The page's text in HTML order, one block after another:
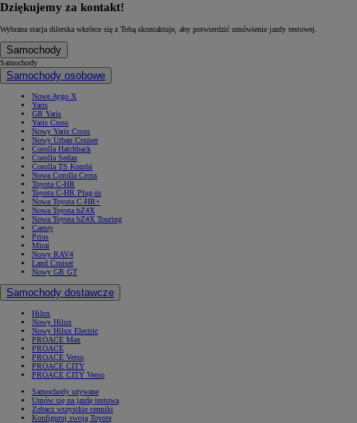
Dziękujemy za kontakt!
Wybrana stacja dilerska wkrótce się z Tobą skontaktuje, aby potwierdzić umówienie jazdy testowej.
Samochody
Samochody
Samochody osobowe
Nowe Aygo X
Yaris
GR Yaris
Yaris Cross
Nowy Yaris Cross
Nowy Urban Cruiser
Corolla Hatchback
Corolla Sedan
Corolla TS Kombi
Nowa Corolla Cross
Toyota C-HR
Toyota C-HR Plug-in
Nowa Toyota C-HR+
Nowa Toyota bZ4X
Nowa Toyota bZ4X Touring
Camry
Prius
Mirai
Nowy RAV4
Land Cruiser
Nowy GR GT
Samochody dostawcze
Hilux
Nowy Hilux
Nowy Hilux Electric
PROACE Max
PROACE
PROACE Verso
PROACE CITY
PROACE CITY Verso
Samochody używane
Umów się na jazdę testową
Zobacz wszystkie cenniki
Konfiguruj swoją Toyotę